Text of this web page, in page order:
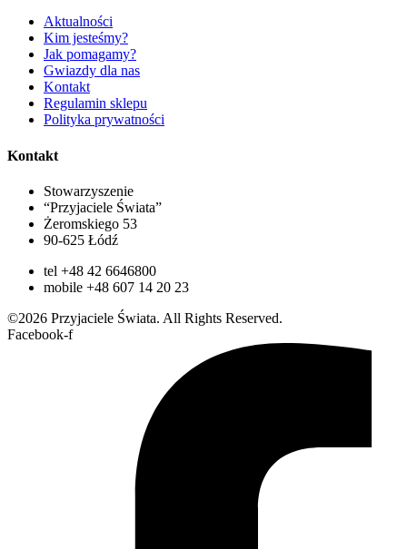
Aktualności
Kim jesteśmy?
Jak pomagamy?
Gwiazdy dla nas
Kontakt
Regulamin sklepu
Polityka prywatności
Kontakt
Stowarzyszenie
“Przyjaciele Świata”
Żeromskiego 53
90-625 Łódź
tel +48 42 6646800
mobile +48 607 14 20 23
©2026 Przyjaciele Świata. All Rights Reserved.
Facebook-f